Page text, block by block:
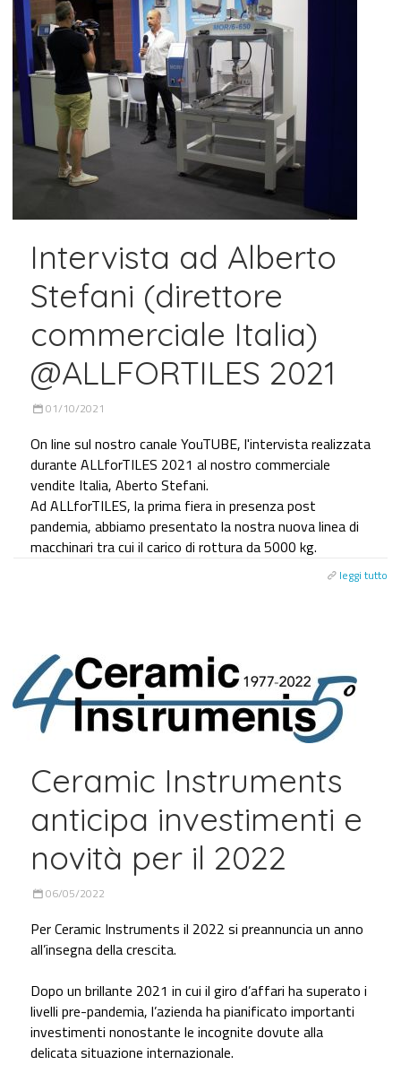
Intervista ad Alberto
Stefani (direttore
commerciale Italia)
@ALLFORTILES 2021
01/10/2021
On line sul nostro canale YouTUBE, l'intervista realizzata
durante ALLforTILES 2021 al nostro commerciale
vendite Italia, Aberto Stefani.
Ad ALLforTILES, la prima fiera in presenza post
pandemia, abbiamo presentato la nostra nuova linea di
macchinari tra cui il carico di rottura da 5000 kg.
leggi tutto
Ceramic Instruments
anticipa investimenti e
novità per il 2022
06/05/2022
Per Ceramic Instruments il 2022 si preannuncia un anno
all’insegna della crescita.
Dopo un brillante 2021 in cui il giro d’affari ha superato i
livelli pre-pandemia, l’azienda ha pianificato importanti
investimenti nonostante le incognite dovute alla
delicata situazione internazionale.